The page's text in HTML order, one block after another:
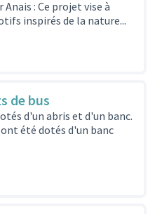
: Ce projet vise à
inspirés de la nature...
de bus
d'un abris et d'un banc.
été dotés d'un banc